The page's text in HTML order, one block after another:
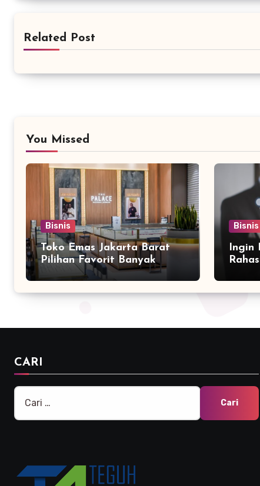
Related Post
You Missed
Bisnis
Toko Emas Jakarta Barat
Pilihan Favorit Banyak
Bisnis
Ingin
CARI
Cari
untuk: